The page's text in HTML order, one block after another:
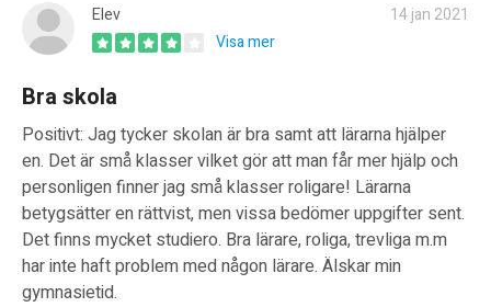
Elev
14 jan 2021
Visa mer
Bra skola
Positivt: Jag tycker skolan är bra samt att lärarna hjälper
en. Det är små klasser vilket gör att man får mer hjälp och
personligen finner jag små klasser roligare! Lärarna
betygsätter en rättvist, men vissa bedömer uppgifter sent.
Det finns mycket studiero. Bra lärare, roliga, trevliga m.m
har inte haft problem med någon lärare. Älskar min
gymnasietid.